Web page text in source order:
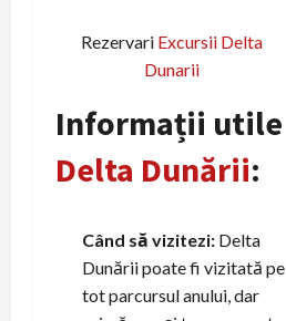
Rezervari Excursii Delta
Dunarii
Informații utile
Delta Dunării:
Când să vizitezi: Delta
Dunării poate fi vizitată pe
tot parcursul anului, dar